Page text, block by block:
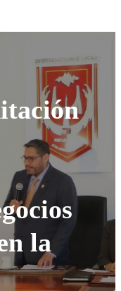
la